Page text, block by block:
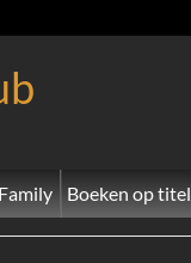
Boeken op titel